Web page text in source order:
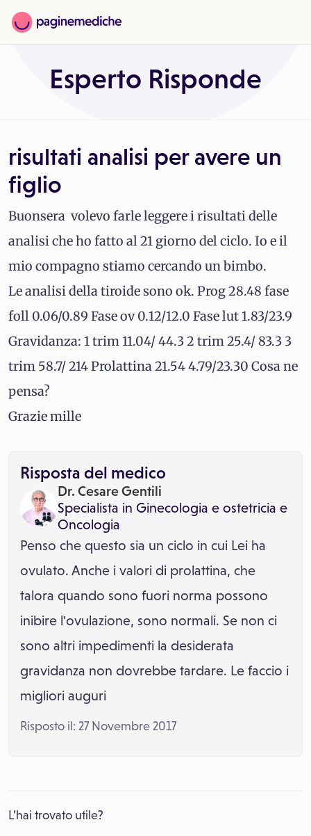
Esperto Risponde
risultati analisi per avere un
figlio
Buonsera volevo farle leggere i risultati delle
analisi che ho fatto al 21 giorno del ciclo. Io e il
mio compagno stiamo cercando un bimbo.
Le analisi della tiroide sono ok. Prog 28.48 fase
foll 0.06/0.89 Fase ov 0.12/12.0 Fase lut 1.83/23.9
Gravidanza: 1 trim 11.04/ 44.3 2 trim 25.4/ 83.3 3
trim 58.7/ 214 Prolattina 21.54 4.79/23.30 Cosa ne
pensa?
Grazie mille
Risposta del medico
Dr. Cesare Gentili
Specialista in Ginecologia e ostetricia e
Oncologia
Penso che questo sia un ciclo in cui Lei ha
ovulato. Anche i valori di prolattina, che
talora quando sono fuori norma possono
inibire l'ovulazione, sono normali. Se non ci
sono altri impedimenti la desiderata
gravidanza non dovrebbe tardare. Le faccio i
migliori auguri
Risposto il: 27 Novembre 2017
L’hai trovato utile?